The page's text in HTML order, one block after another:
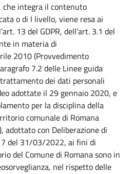
integra il contenuto
o di I livello, viene resa ai
13 del GDPR, dell’art. 3.1 del
in materia di
2010 (Provvedimento
7.2 delle Linee guida
dei dati personali
adottate il 29 gennaio 2020, e
per la disciplina della
comunale di Romana
adottato con Deliberazione di
del 31/03/2022, ai fini di
del Comune di Romana sono in
nel rispetto delle